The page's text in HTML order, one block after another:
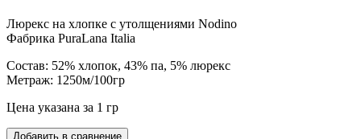
Люрекс на хлопке с утолщениями Nodino
Фабрика PuraLana Italia
Состав: 52% хлопок, 43% па, 5% люрекс
Метраж: 1250м/100гр
Цена указана за 1 гр
Добавить в сравнение